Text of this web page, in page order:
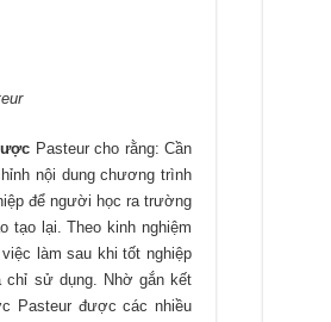
Pasteur cho rằng: Cần
nội dung chương trình
để người học ra trường
tạo lại. Theo kinh nghiệm
làm sau khi tốt nghiệp
sử dụng. Nhờ gắn kết
Pasteur được các nhiều